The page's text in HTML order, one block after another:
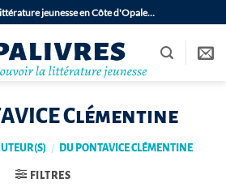
jeunesse en Côte d'Opale…
Clémentine
/ DU PONTAVICE CLÉMENTINE
FILTRES